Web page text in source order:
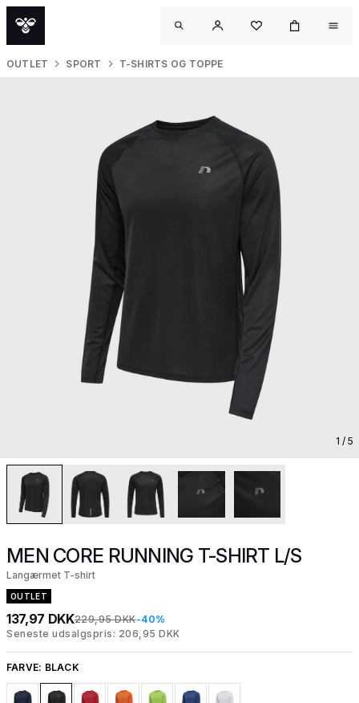
OUTLET SPORT T-SHIRTS OG TOPPE
1 / 5
MEN CORE RUNNING T-SHIRT L/S
Langærmet T-shirt
OUTLET
137,97 DKK229,95 DKK-40%
Seneste udsalgspris: 206,95 DKK
FARVE: BLACK